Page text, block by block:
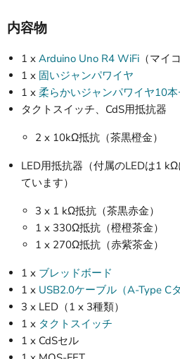
内容物
1 x Arduino Uno R4 WiFi （マイ
1 x 固いジャンパワイヤ
1 x 柔らかいジャンパワイヤ10本
タクトスイッチ、CdS用抵抗器
2 x 10kΩ抵抗（茶黒橙金）
LED用抵抗器（付属のLEDは1
ています）
3 x 1 kΩ抵抗（茶黒赤金）
1 x 330Ω抵抗（橙橙茶金）
1 x 270Ω抵抗（赤紫茶金）
1 x ブレッドボード
1 x USB2.0ケーブル（A-Type C
3 x LED（1 x 3種類）
1 x タクトスイッチ
1 x CdSセル